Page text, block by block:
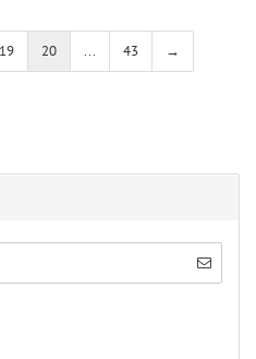
19 20 ... 43 →